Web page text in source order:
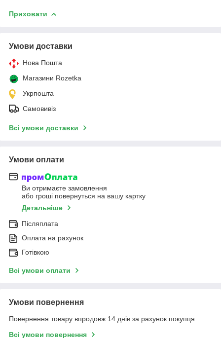
Приховати
Умови доставки
Нова Пошта
Магазини Rozetka
Укрпошта
Самовивіз
Всі умови доставки
Умови оплати
Ви отримаєте замовлення
або гроші повернуться на вашу картку
Детальніше
Післяплата
Оплата на рахунок
Готівкою
Всі умови оплати
Умови повернення
Повернення товару впродовж 14 днів за рахунок покупця
Всі умови повернення